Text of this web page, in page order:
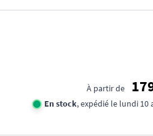
À partir de
En stock, expédié le lundi 10